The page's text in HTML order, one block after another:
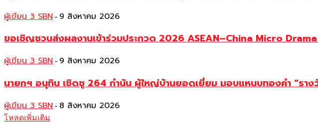
ผู้เขียน 3 SBN - 9 สิงหาคม 2026
ขอเชิญชวนส่งผลงานเข้าร่วมประกวด 2026 ASEAN–China Micro
ผู้เขียน 3 SBN - 9 สิงหาคม 2026
นายกฯ อนุทิน เชิดชู 264 กำนัน ผู้ใหญ่บ้านยอดเยี่ยม มอบแหนบทองคำ “ราง
ผู้เขียน 3 SBN - 8 สิงหาคม 2026
โหลดเพิ่มเติม